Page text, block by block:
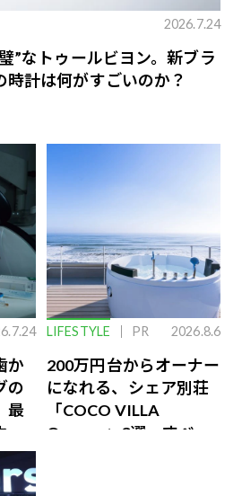
2026.7.24
”なトゥールビヨン。新ブラ
時計は何がすごいのか？
か
の
最
LIFESTYLE PR 2026.8.6
200万円台からオーナー
になれる、シェア別荘
「COCO VILLA
Owners」3選。すべて